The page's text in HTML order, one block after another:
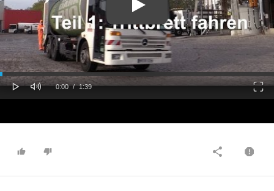
Play Mute
Current
0:00 / Duration
1:39